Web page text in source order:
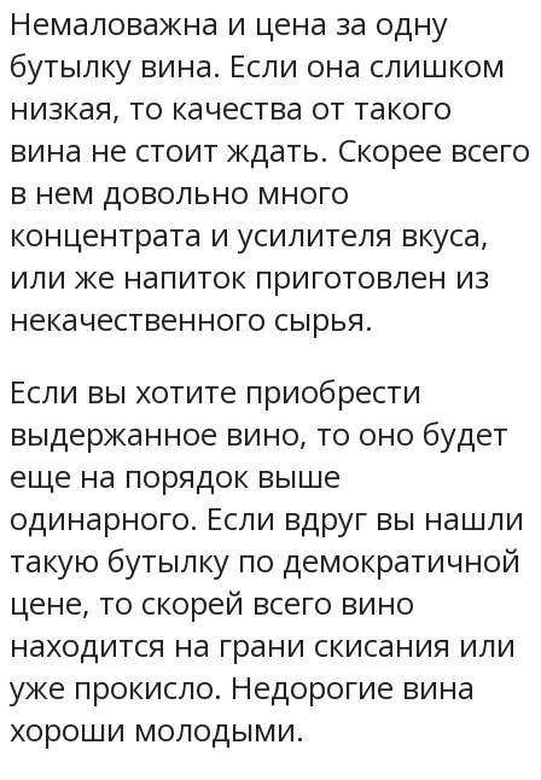
Немаловажна и цена за одну
бутылку вина. Если она слишком
низкая, то качества от такого
вина не стоит ждать. Скорее всего
в нем довольно много
концентрата и усилителя вкуса,
или же напиток приготовлен из
некачественного сырья.
Если вы хотите приобрести
выдержанное вино, то оно будет
еще на порядок выше
одинарного. Если вдруг вы нашли
такую бутылку по демократичной
цене, то скорей всего вино
находится на грани скисания или
уже прокисло. Недорогие вина
хороши молодыми.